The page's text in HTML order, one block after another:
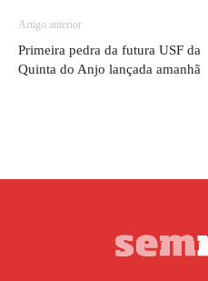
Artigo anterior
Primeira pedra da futura USF da
Quinta do Anjo lançada amanhã